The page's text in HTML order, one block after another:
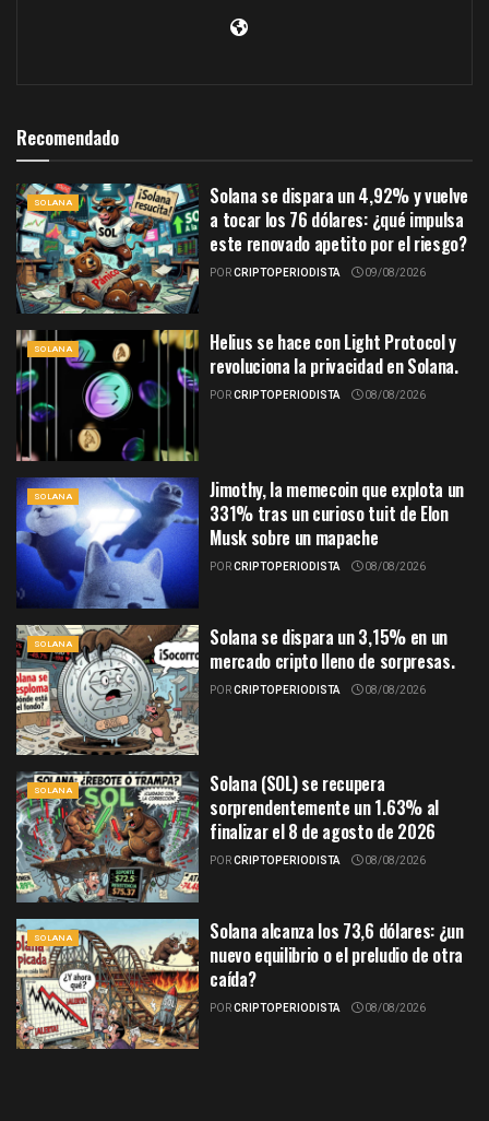
Recomendado
SOLANA
Solana se dispara un 4,92% y vuelve
a tocar los 76 dólares: ¿qué impulsa
este renovado apetito por el riesgo?
PORCRIPTOPERIODISTA 09/08/2026
SOLANA
Helius se hace con Light Protocol y
revoluciona la privacidad en Solana.
PORCRIPTOPERIODISTA 08/08/2026
SOLANA
Jimothy, la memecoin que explota un
331% tras un curioso tuit de Elon
Musk sobre un mapache
PORCRIPTOPERIODISTA 08/08/2026
SOLANA
Solana se dispara un 3,15% en un
mercado cripto lleno de sorpresas.
PORCRIPTOPERIODISTA 08/08/2026
SOLANA
Solana (SOL) se recupera
sorprendentemente un 1.63% al
finalizar el 8 de agosto de 2026
PORCRIPTOPERIODISTA 08/08/2026
SOLANA
Solana alcanza los 73,6 dólares: ¿un
nuevo equilibrio o el preludio de otra
caída?
PORCRIPTOPERIODISTA 08/08/2026